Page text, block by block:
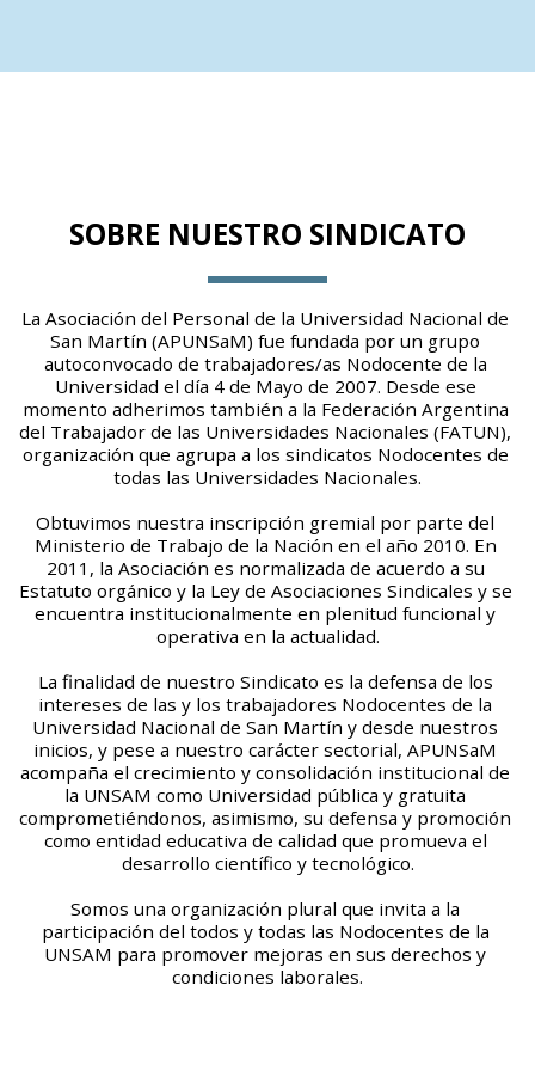
SOBRE NUESTRO SINDICATO
La Asociación del Personal de la Universidad Nacional de
San Martín (APUNSaM) fue fundada por un grupo
autoconvocado de trabajadores/as Nodocente de la
Universidad el día 4 de Mayo de 2007. Desde ese
momento adherimos también a la Federación Argentina
del Trabajador de las Universidades Nacionales (FATUN),
organización que agrupa a los sindicatos Nodocentes de
todas las Universidades Nacionales.
Obtuvimos nuestra inscripción gremial por parte del
Ministerio de Trabajo de la Nación en el año 2010. En
2011, la Asociación es normalizada de acuerdo a su
Estatuto orgánico y la Ley de Asociaciones Sindicales y se
encuentra institucionalmente en plenitud funcional y
operativa en la actualidad.
La finalidad de nuestro Sindicato es la defensa de los
intereses de las y los trabajadores Nodocentes de la
Universidad Nacional de San Martín y desde nuestros
inicios, y pese a nuestro carácter sectorial, APUNSaM
acompaña el crecimiento y consolidación institucional de
la UNSAM como Universidad pública y gratuita
comprometiéndonos, asimismo, su defensa y promoción
como entidad educativa de calidad que promueva el
desarrollo científico y tecnológico.
Somos una organización plural que invita a la
participación del todos y todas las Nodocentes de la
UNSAM para promover mejoras en sus derechos y
condiciones laborales.